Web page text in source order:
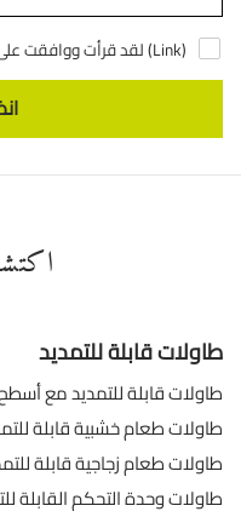
لقد قرأت ووافقت على شروط استخدام البيانات الشخصية (Link)
طاولات قابلة للتمديد
طاولات قابلة للتمديد مع
طاولات طعام خشبية قابلة
طاولات طعام زجاجية قابلة
طاولات وحدة التحكم القابلة